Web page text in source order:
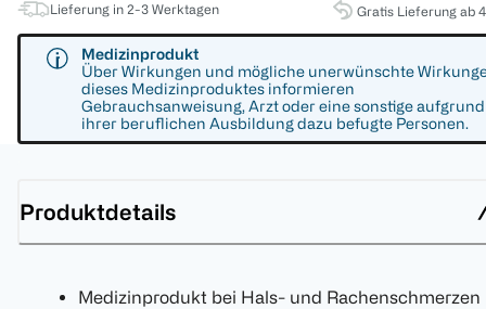
Lieferung in 2-3 Werktagen Gratis Lieferung ab
Medizinprodukt
Über Wirkungen und mögliche unerwünschte
dieses Medizinproduktes informieren
Gebrauchsanweisung, Arzt oder eine sonstige aufgrund
ihrer beruflichen Ausbildung dazu befugte Personen.
Produktdetails
Medizinprodukt bei Hals- und Rachenschmerzen